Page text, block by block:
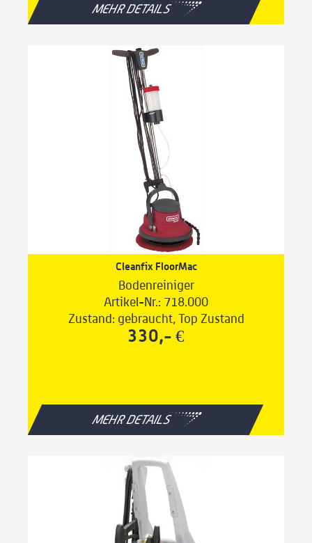
MEHR DETAILS
Cleanfix FloorMac
Bodenreiniger
Artikel-Nr.: 718.000
Zustand: gebraucht, Top Zustand
330,- €
MEHR DETAILS